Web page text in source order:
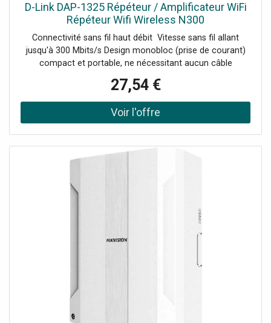
D-Link DAP-1325 Répéteur / Amplificateur WiFi
Répéteur Wifi Wireless N300
Connectivité sans fil haut débit Vitesse sans fil allant
jusqu'à 300 Mbits/s Design monobloc (prise de courant)
compact et portable, ne nécessitant aucun câble
configuration intégré et application QRS pour mobiles
Deux antennes externes Voyant LED : indicateur de force
du signal Wifi à 3 segments Demander un audit de
connectivité !
27,54 €